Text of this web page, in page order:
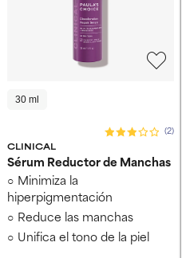
30 ml
CLINICAL
(2)
Sérum Reductor de Manchas
Minimiza la
hiperpigmentación
Reduce las manchas
Unifica el tono de la piel